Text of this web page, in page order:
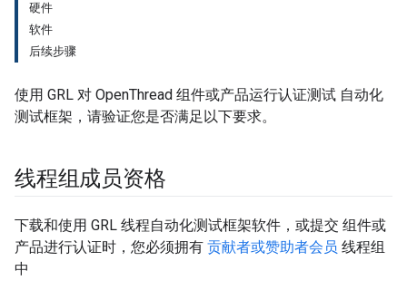
硬件
软件
后续步骤
使用 GRL 对 OpenThread 组件或产品运行认证测试 自动化
测试框架，请验证您是否满足以下要求。
线程组成员资格
下载和使用 GRL 线程自动化测试框架软件，或提交 组件或
产品进行认证时，您必须拥有 贡献者或赞助者会员 线程组
中